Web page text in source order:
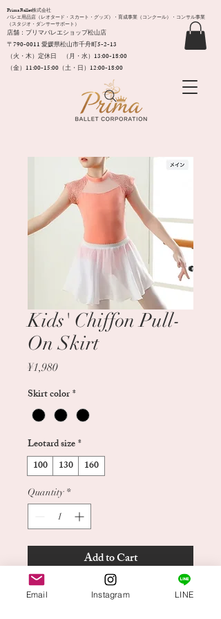
店舗：プリマバレエショップ松山店
〒790-0011​ 愛媛県松山市千舟町5-2-13
（火・木）定休日 （月・水）13:00-18:00
（金）11:00-15:00（土・日）12:00-18:00
Prima Ballet株式会社
バレエ用品店（レオタード・スカート・グッズ）・育成事業（コンクール）・コンサル事業
（スタジオ・ダンサーサポート）
Kids' Chiffon Pull-
On Skirt
¥1,980Price
Skirt color*
Leotard size*
100
130 160
Quantity *
Add to Cart
Buy Now
Email Instagram LINE